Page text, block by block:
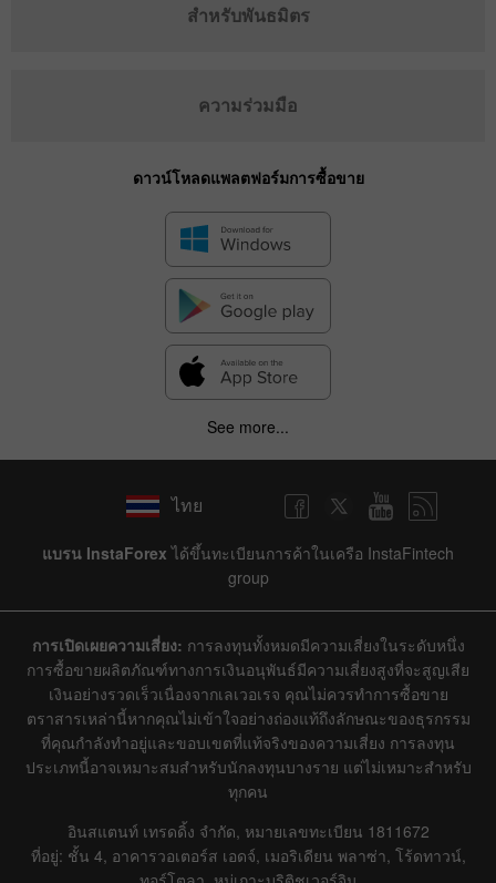
สำหรับพันธมิตร
ความร่วมมือ
ดาวน์โหลดแพลตฟอร์มการซื้อขาย
See more...
ไทย
แบรน InstaForex ได้ขึ้นทะเบียนการค้าในเครือ InstaFintech
group
การเปิดเผยความเสี่ยง: การลงทุนทั้งหมดมีความเสี่ยงในระดับหนึ่ง
การซื้อขายผลิตภัณฑ์ทางการเงินอนุพันธ์มีความเสี่ยงสูงที่จะสูญเสีย
เงินอย่างรวดเร็วเนื่องจากเลเวอเรจ คุณไม่ควรทำการซื้อขาย
ตราสารเหล่านี้หากคุณไม่เข้าใจอย่างถ่องแท้ถึงลักษณะของธุรกรรม
ที่คุณกำลังทำอยู่และขอบเขตที่แท้จริงของความเสี่ยง การลงทุน
ประเภทนี้อาจเหมาะสมสำหรับนักลงทุนบางราย แต่ไม่เหมาะสำหรับ
ทุกคน
อินสแตนท์ เทรดดิ้ง จำกัด, หมายเลขทะเบียน 1811672
ที่อยู่: ชั้น 4, อาคารวอเตอร์ส เอดจ์, เมอริเดียน พลาซ่า, โร้ดทาวน์,